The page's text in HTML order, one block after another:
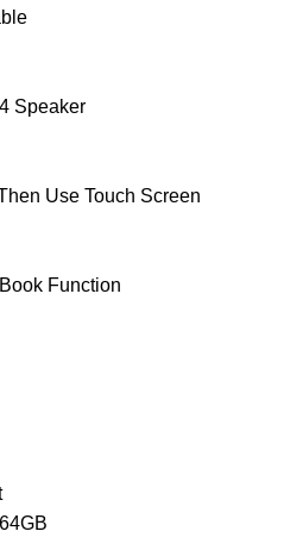
Speaker
Use Touch Screen
Function